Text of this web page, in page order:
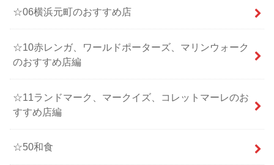
☆06横浜元町のおすすめ店
☆10赤レンガ、ワールドポーターズ、マリンウォーク
のおすすめ店編
☆11ランドマーク、マークイズ、コレットマーレのお
すすめ店編
☆50和食